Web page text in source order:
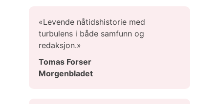
«Levende nåtidshistorie med
turbulens i både samfunn og
redaksjon.»
Tomas Forser
Morgenbladet